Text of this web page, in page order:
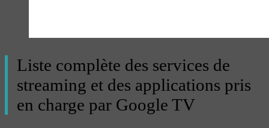
Liste complète des services de
streaming et des applications pris
en charge par Google TV